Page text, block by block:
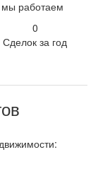
работаем
0
Сделок за год